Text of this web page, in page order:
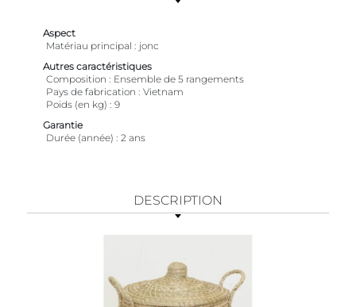
Aspect
Matériau principal
jonc
Autres caractéristiques
Composition
Ensemble de 5 rangements
Pays de fabrication
Vietnam
Poids (en kg)
9
Garantie
Durée (année)
2 ans
DESCRIPTION